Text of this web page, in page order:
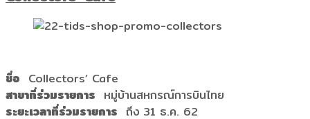
ชื่อ Collectors’ Cafe
สาขาที่ร่วมรายการ หมู่บ้านสหกรณ์การบินไทย
ระยะเวลาที่ร่วมรายการ ถึง 31 ธ.ค. 62